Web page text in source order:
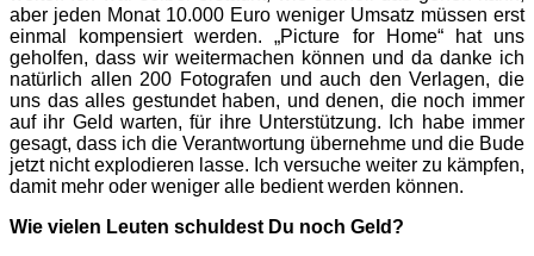
aber jeden Monat 10.000 Euro weniger Umsatz müssen erst
einmal kompensiert werden. „Picture for Home“ hat uns
geholfen, dass wir weitermachen können und da danke ich
natürlich allen 200 Fotografen und auch den Verlagen, die
uns das alles gestundet haben, und denen, die noch immer
auf ihr Geld warten, für ihre Unterstützung. Ich habe immer
gesagt, dass ich die Verantwortung übernehme und die Bude
jetzt nicht explodieren lasse. Ich versuche weiter zu kämpfen,
damit mehr oder weniger alle bedient werden können.
Wie vielen Leuten schuldest Du noch Geld?